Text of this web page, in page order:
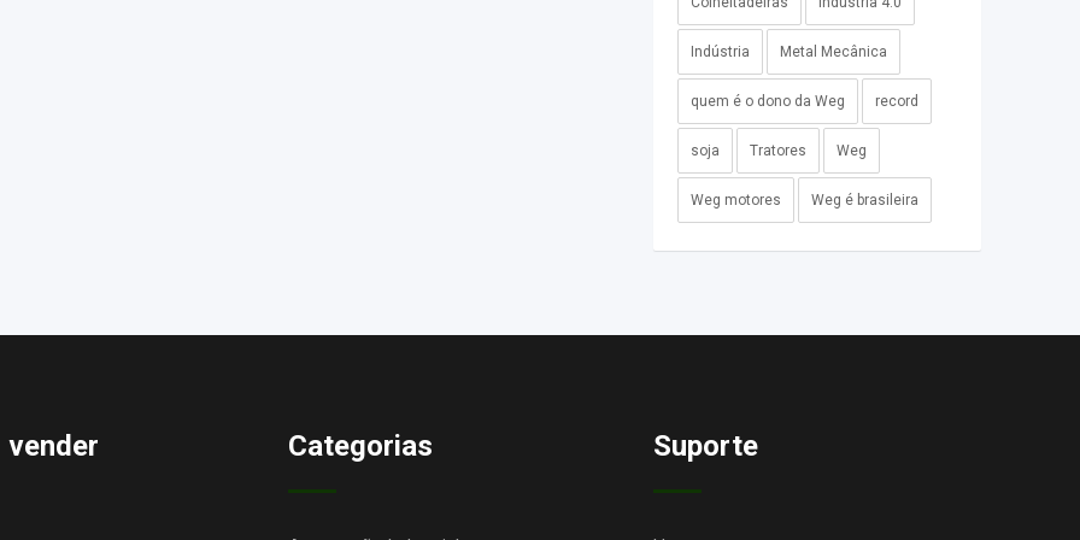
Indústria Metal Mecânica
quem é o dono da Weg record
soja Tratores Weg
Weg motores Weg é brasileira
vender Categorias Suporte